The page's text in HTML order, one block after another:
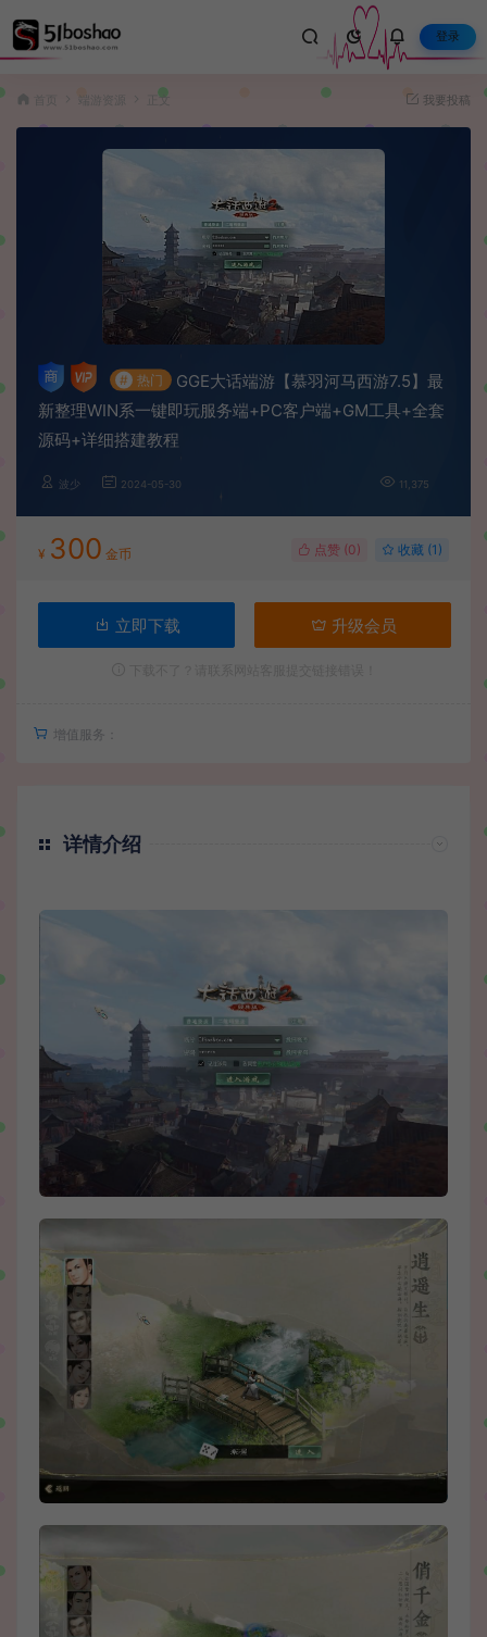
登录
端游资源 正文 我要投稿
# 热门
GGE大话端游【慕羽河马西游7.5】最
新整理WIN系一键即玩服务端+PC客户端+GM工具+全套
源码+详细搭建教程
波少 2024-05-30 11,375
¥ 300 金币 点赞 (0) 收藏 (1)
立即下载 升级会员
增值服务：
详情介绍